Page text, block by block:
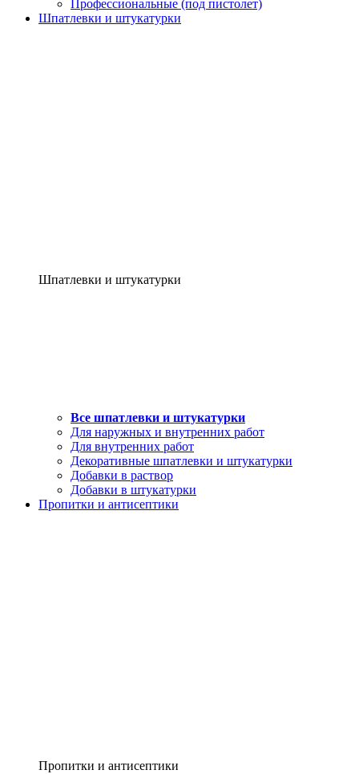
Профессиональные (под пистолет)
Шпатлевки и штукатурки
Шпатлевки и штукатурки
Все шпатлевки и штукатурки
Для наружных и внутренних работ
Для внутренних работ
Декоративные шпатлевки и штукатурки
Добавки в раствор
Добавки в штукатурки
Пропитки и антисептики
Пропитки и антисептики